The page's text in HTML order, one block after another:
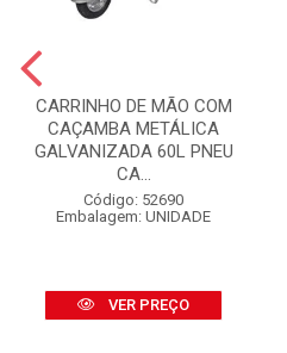
CARRINHO DE MÃO COM
CAÇAMBA METÁLICA
GALVANIZADA 60L PNEU
CA...
Código: 52690
Embalagem: UNIDADE
VER PREÇO